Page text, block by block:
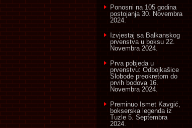
Ponosni na 105 godina
postojanja 30. Novembra
2024.
Izvjestaj sa Balkanskog
prvenstva u boksu 22.
Novembra 2024.
Prva pobjeda u
prvenstvu: Odbojkašice
Slobode preokretom do
prvih bodova 16.
Novembra 2024.
Preminuo Ismet Kavgić,
bokserska legenda iz
Tuzle 5. Septembra
2024.